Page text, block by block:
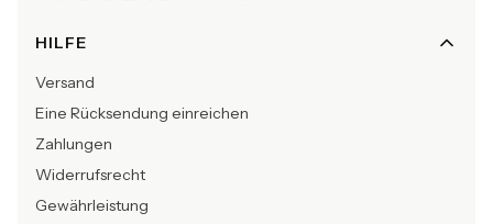
HILFE
Versand
Eine Rücksendung einreichen
Zahlungen
Widerrufsrecht
Gewährleistung